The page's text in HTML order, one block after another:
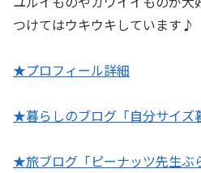
つけてはウキウキしています♪
★プロフィール詳細
★暮らしのブログ「自分サイズ
★旅ブログ「ピーナッツ先生ぶ